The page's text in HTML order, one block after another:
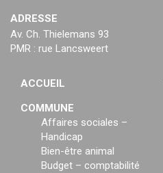
ADRESSE
Av. Ch. Thielemans 93
PMR : rue Lancsweert
ACCUEIL
COMMUNE
Affaires sociales –
Handicap
Bien-être animal
Budget – comptabilité